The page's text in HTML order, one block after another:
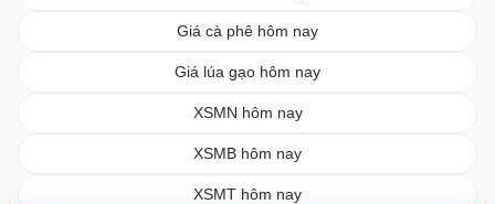
Giá cà phê hôm nay
Giá lúa gạo hôm nay
XSMN hôm nay
XSMB hôm nay
XSMT hôm nay